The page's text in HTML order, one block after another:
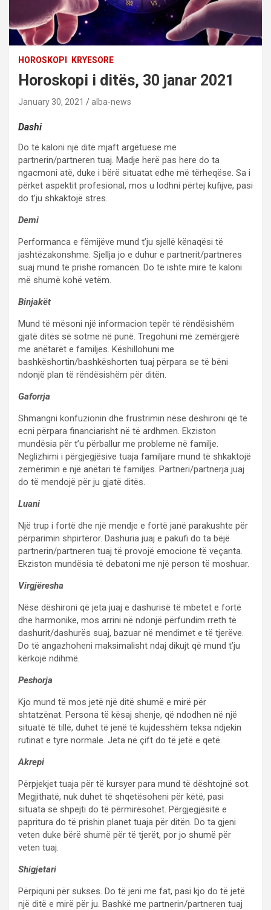
HOROSKOPI KRYESORE
Horoskopi i ditës, 30 janar 2021
January 30, 2021 alba-news
Dashi
Do të kaloni një ditë mjaft argëtuese me
partnerin/partneren tuaj. Madje herë pas here do ta
ngacmoni atë, duke i bërë situatat edhe më tërheqëse. Sa i
përket aspektit profesional, mos u lodhni përtej kufijve, pasi
do t’ju shkaktojë stres.
Demi
Performanca e fëmijëve mund t’ju sjellë kënaqësi të
jashtëzakonshme. Sjellja jo e duhur e partnerit/partneres
suaj mund të prishë romancën. Do të ishte mirë të kaloni
më shumë kohë vetëm.
Binjakët
Mund të mësoni një informacion tepër të rëndësishëm
gjatë ditës së sotme në punë. Tregohuni më zemërgjerë
me anëtarët e familjes. Këshillohuni me
bashkëshortin/bashkëshorten tuaj përpara se të bëni
ndonjë plan të rëndësishëm për ditën.
Gaforrja
Shmangni konfuzionin dhe frustrimin nëse dëshironi që të
ecni përpara financiarisht në të ardhmen. Ekziston
mundësia për t’u përballur me probleme në familje.
Neglizhimi i përgjegjësive tuaja familjare mund të shkaktojë
zemërimin e një anëtari të familjes. Partneri/partnerja juaj
do të mendojë për ju gjatë ditës.
Luani
Një trup i fortë dhe një mendje e fortë janë parakushte për
përparimin shpirtëror. Dashuria juaj e pakufi do ta bëjë
partnerin/partneren tuaj të provojë emocione të veçanta.
Ekziston mundësia të debatoni me një person të moshuar.
Virgjëresha
Nëse dëshironi që jeta juaj e dashurisë të mbetet e fortë
dhe harmonike, mos arrini në ndonjë përfundim rreth të
dashurit/dashurës suaj, bazuar në mendimet e të tjerëve.
Do të angazhoheni maksimalisht ndaj dikujt që mund t’ju
kërkojë ndihmë.
Peshorja
Kjo mund të mos jetë një ditë shumë e mirë për
shtatzënat. Persona të kësaj shenje, që ndodhen në një
situatë të tillë, duhet të jenë të kujdesshëm teksa ndjekin
rutinat e tyre normale. Jeta në çift do të jetë e qetë.
Akrepi
Përpjekjet tuaja për të kursyer para mund të dështojnë sot.
Megjithatë, nuk duhet të shqetësoheni për këtë, pasi
situata së shpejti do të përmirësohet. Përgjegjësitë e
papritura do të prishin planet tuaja për ditën. Do ta gjeni
veten duke bërë shumë për të tjerët, por jo shumë për
veten tuaj.
Shigjetari
Përpiquni për sukses. Do të jeni me fat, pasi kjo do të jetë
një ditë e mirë për ju. Bashkë me partnerin/partneren tuaj